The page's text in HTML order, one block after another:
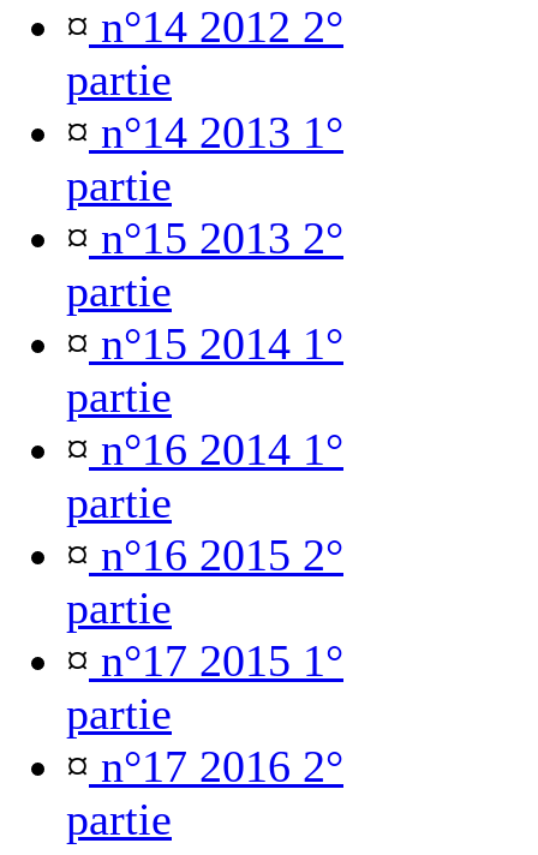
¤ n°14 2012 2°
partie
¤ n°14 2013 1°
partie
¤ n°15 2013 2°
partie
¤ n°15 2014 1°
partie
¤ n°16 2014 1°
partie
¤ n°16 2015 2°
partie
¤ n°17 2015 1°
partie
¤ n°17 2016 2°
partie